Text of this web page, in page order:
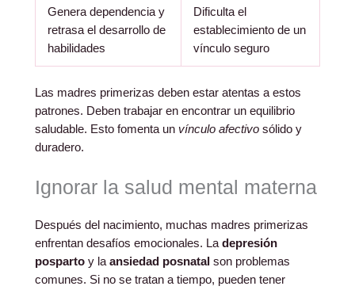
Genera dependencia y
retrasa el desarrollo de
habilidades
Dificulta el
establecimiento de un
vínculo seguro
Las madres primerizas deben estar atentas a estos
patrones. Deben trabajar en encontrar un equilibrio
saludable. Esto fomenta un vínculo afectivo sólido y
duradero.
Ignorar la salud mental materna
Después del nacimiento, muchas madres primerizas
enfrentan desafíos emocionales. La depresión
posparto y la ansiedad posnatal son problemas
comunes. Si no se tratan a tiempo, pueden tener